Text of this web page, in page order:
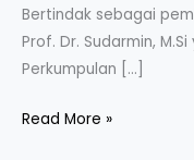
Bertindak sebagai
Prof. Dr. Sudarmin,
Perkumpulan […]
Studium
Read More »